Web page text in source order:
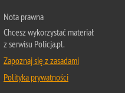
Nota prawna
Chcesz wykorzystać materiał
z serwisu Policja.pl.
Zapoznaj się z zasadami
Polityka prywatności